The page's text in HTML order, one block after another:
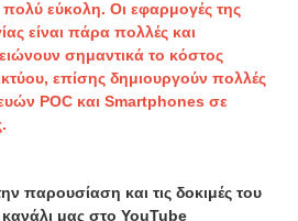
πολύ εύκολη. Οι εφαρμογές της
είναι πάρα πολλές και
σημαντικά το κόστος
επίσης δημιουργούν πολλές
POC και Smartphones σε
παρουσίαση και τις δοκιμές του
μας στο YouTube